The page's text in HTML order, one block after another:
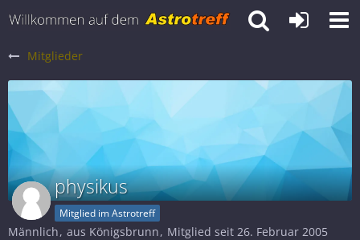
Mitglieder
physikus
Mitglied im Astrotreff
Männlich aus Königsbrunn
Mitglied seit 26. Februar 2005